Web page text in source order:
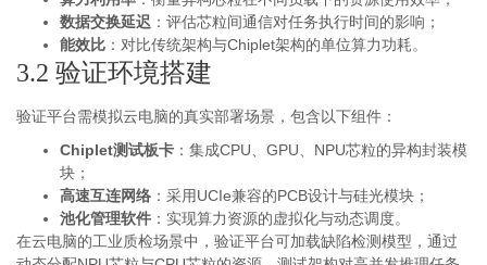
数据交换延迟 ：评估芯粒间通信对任务执行时间的影响；
能效比 ：对比传统架构与Chiplet架构的单位算力功耗。
3.2 验证环境搭建
验证平台需模拟云电脑的真实部署场景，包含以下组件：
Chiplet测试板卡 ：集成CPU、GPU、NPU芯粒的异构封装模
块；
高速互连网络 ：采用UCIe兼容的PCB设计与硅光模块；
池化管理软件 ：实现算力资源的虚拟化与动态调度。
在云电脑的工业质检场景中，验证平台可加载缺陷检测模型，通过